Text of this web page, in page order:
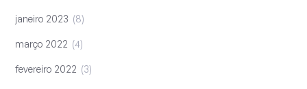
janeiro 2023 8
março 2022 4
fevereiro 2022 3